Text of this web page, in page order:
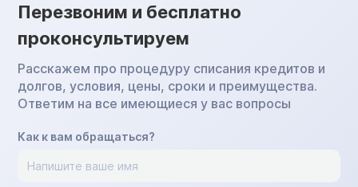
Перезвоним и бесплатно
проконсультируем
Расскажем про процедуру списания кредитов и
долгов, условия, цены, сроки и преимущества.
Ответим на все имеющиеся у вас вопросы
Как к вам обращаться?